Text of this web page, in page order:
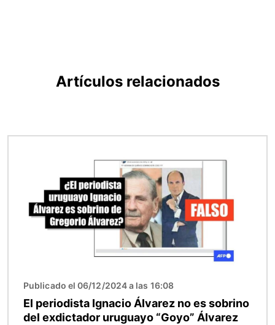
Artículos relacionados
Publicado el 06/12/2024 a las 16:08
El periodista Ignacio Álvarez no es sobrino
del exdictador uruguayo “Goyo” Álvarez